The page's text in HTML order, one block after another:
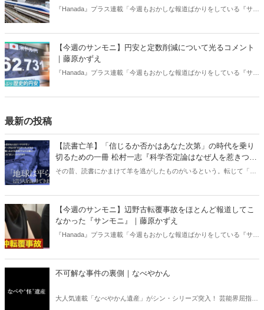
『Hanada』プラス連載「今週もおかしな報道ばかりをしている『サン
【今週のサンモニ】円安と定数削減について光るコメント
｜藤原かずえ
『Hanada』プラス連載「今週もおかしな報道ばかりをしている『サン
最新の投稿
【読書亡羊】「信じるか否かはあなた次第」の時代を乗り
切るための一冊 松村一志『科学否定論はなぜ人を惹きつけ
るのか』（ちくま新書）｜梶原麻衣子
その昔、読書にかまけて羊を逃がしたものがいるという。転じて「読
ある。元月刊『Hanada』編集部員のライター・梶原がお送りする時事
書評！
【今週のサンモニ】辺野古転覆事故をほとんど報道してこ
なかった『サンモニ』｜藤原かずえ
『Hanada』プラス連載「今週もおかしな報道ばかりをしている『サン
不可解な事件の裏側｜なべやかん
大人気連載「なべやかん遺産」がシン・シリーズ突入！ 芸能界屈指の